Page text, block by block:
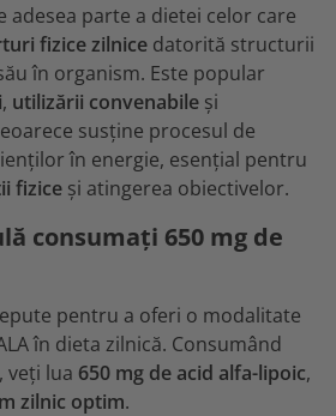
adesea parte a dietei celor care
fizice zilnice datorită structurii
în organism. Este popular
, utilizării convenabile și
susține procesul de
în energie, esențial pentru
fizice și atingerea obiectivelor.
consumați 650 mg de
pentru a oferi o modalitate
în dieta zilnică. Consumând
veți lua 650 mg de acid alfa-lipoic,
zilnic optim.